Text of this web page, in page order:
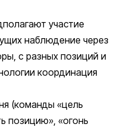
участие
наблюдение через
с разных позиций и
координация
(команды «цель
позицию», «огонь